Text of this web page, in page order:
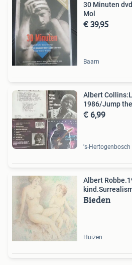
30 Minuten dvd
Mol
€ 39,95
Baarn
Albert
1986/Jump
€ 6,99
's-Hertogenbosch
Albert
Bieden
Huizen